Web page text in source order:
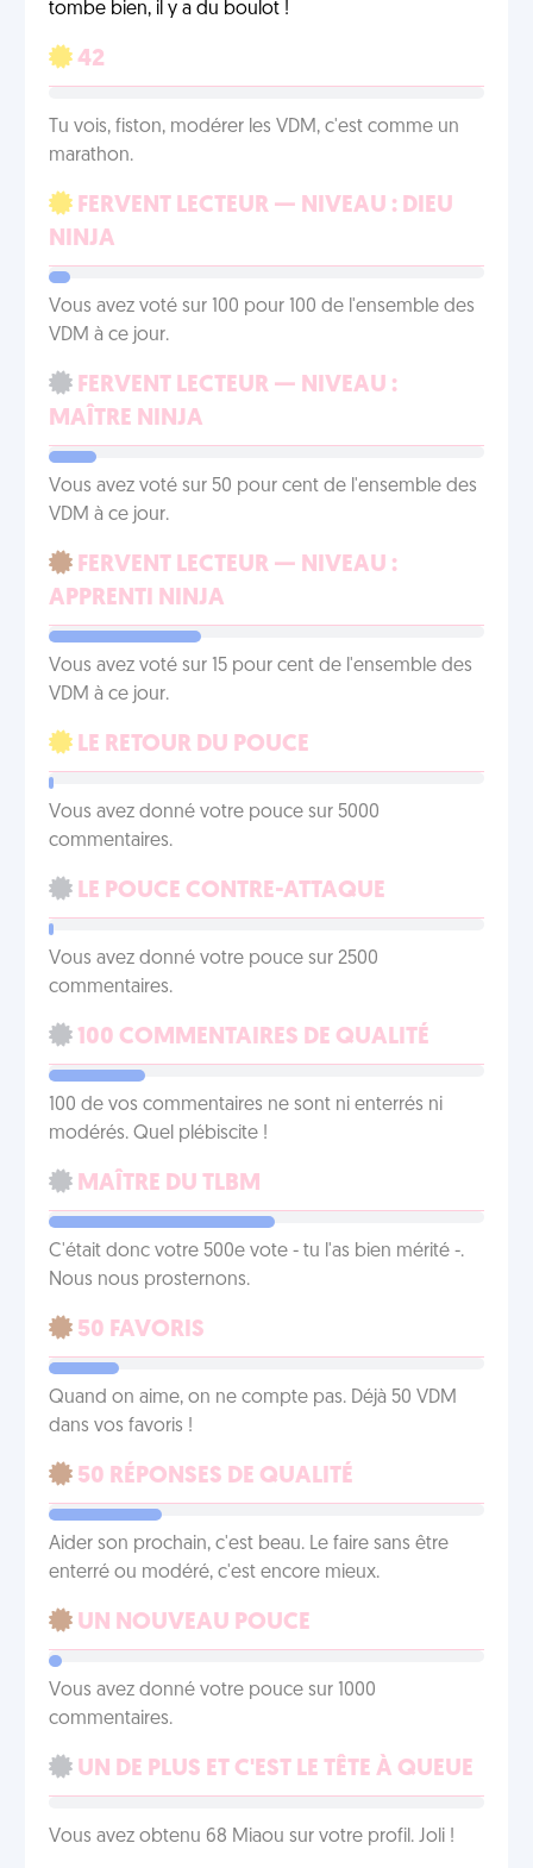
tombe bien, il y a du boulot !
42
Tu vois, fiston, modérer les VDM, c'est comme un
marathon.
FERVENT LECTEUR — NIVEAU : DIEU
NINJA
Vous avez voté sur 100 pour 100 de l'ensemble des
VDM à ce jour.
FERVENT LECTEUR — NIVEAU :
MAÎTRE NINJA
Vous avez voté sur 50 pour cent de l'ensemble des
VDM à ce jour.
FERVENT LECTEUR — NIVEAU :
APPRENTI NINJA
Vous avez voté sur 15 pour cent de l'ensemble des
VDM à ce jour.
LE RETOUR DU POUCE
Vous avez donné votre pouce sur 5000
commentaires.
LE POUCE CONTRE-ATTAQUE
Vous avez donné votre pouce sur 2500
commentaires.
100 COMMENTAIRES DE QUALITÉ
100 de vos commentaires ne sont ni enterrés ni
modérés. Quel plébiscite !
MAÎTRE DU TLBM
C'était donc votre 500e vote - tu l'as bien mérité -.
Nous nous prosternons.
50 FAVORIS
Quand on aime, on ne compte pas. Déjà 50 VDM
dans vos favoris !
50 RÉPONSES DE QUALITÉ
Aider son prochain, c'est beau. Le faire sans être
enterré ou modéré, c'est encore mieux.
UN NOUVEAU POUCE
Vous avez donné votre pouce sur 1000
commentaires.
UN DE PLUS ET C'EST LE TÊTE À QUEUE
Vous avez obtenu 68 Miaou sur votre profil. Joli !